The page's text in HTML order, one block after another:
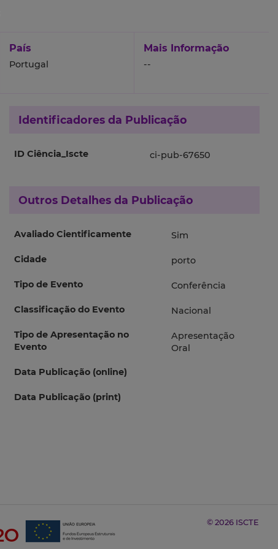
País
Portugal
Mais Informação
--
Identificadores da Publicação
ID Ciência_Iscte ci-pub-67650
Outros Detalhes da Publicação
Avaliado Cientificamente Sim
Cidade porto
Tipo de Evento Conferência
Classificação do Evento Nacional
Tipo de Apresentação no
Evento
Apresentação
Oral
Data Publicação (online)
Data Publicação (print)
© 2026 ISCTE